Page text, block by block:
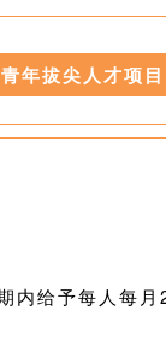
年拔尖人才项目
内给予每人每